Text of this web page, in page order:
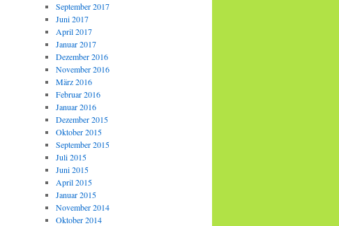
September 2017
Juni 2017
April 2017
Januar 2017
Dezember 2016
November 2016
März 2016
Februar 2016
Januar 2016
Dezember 2015
Oktober 2015
September 2015
Juli 2015
Juni 2015
April 2015
Januar 2015
November 2014
Oktober 2014